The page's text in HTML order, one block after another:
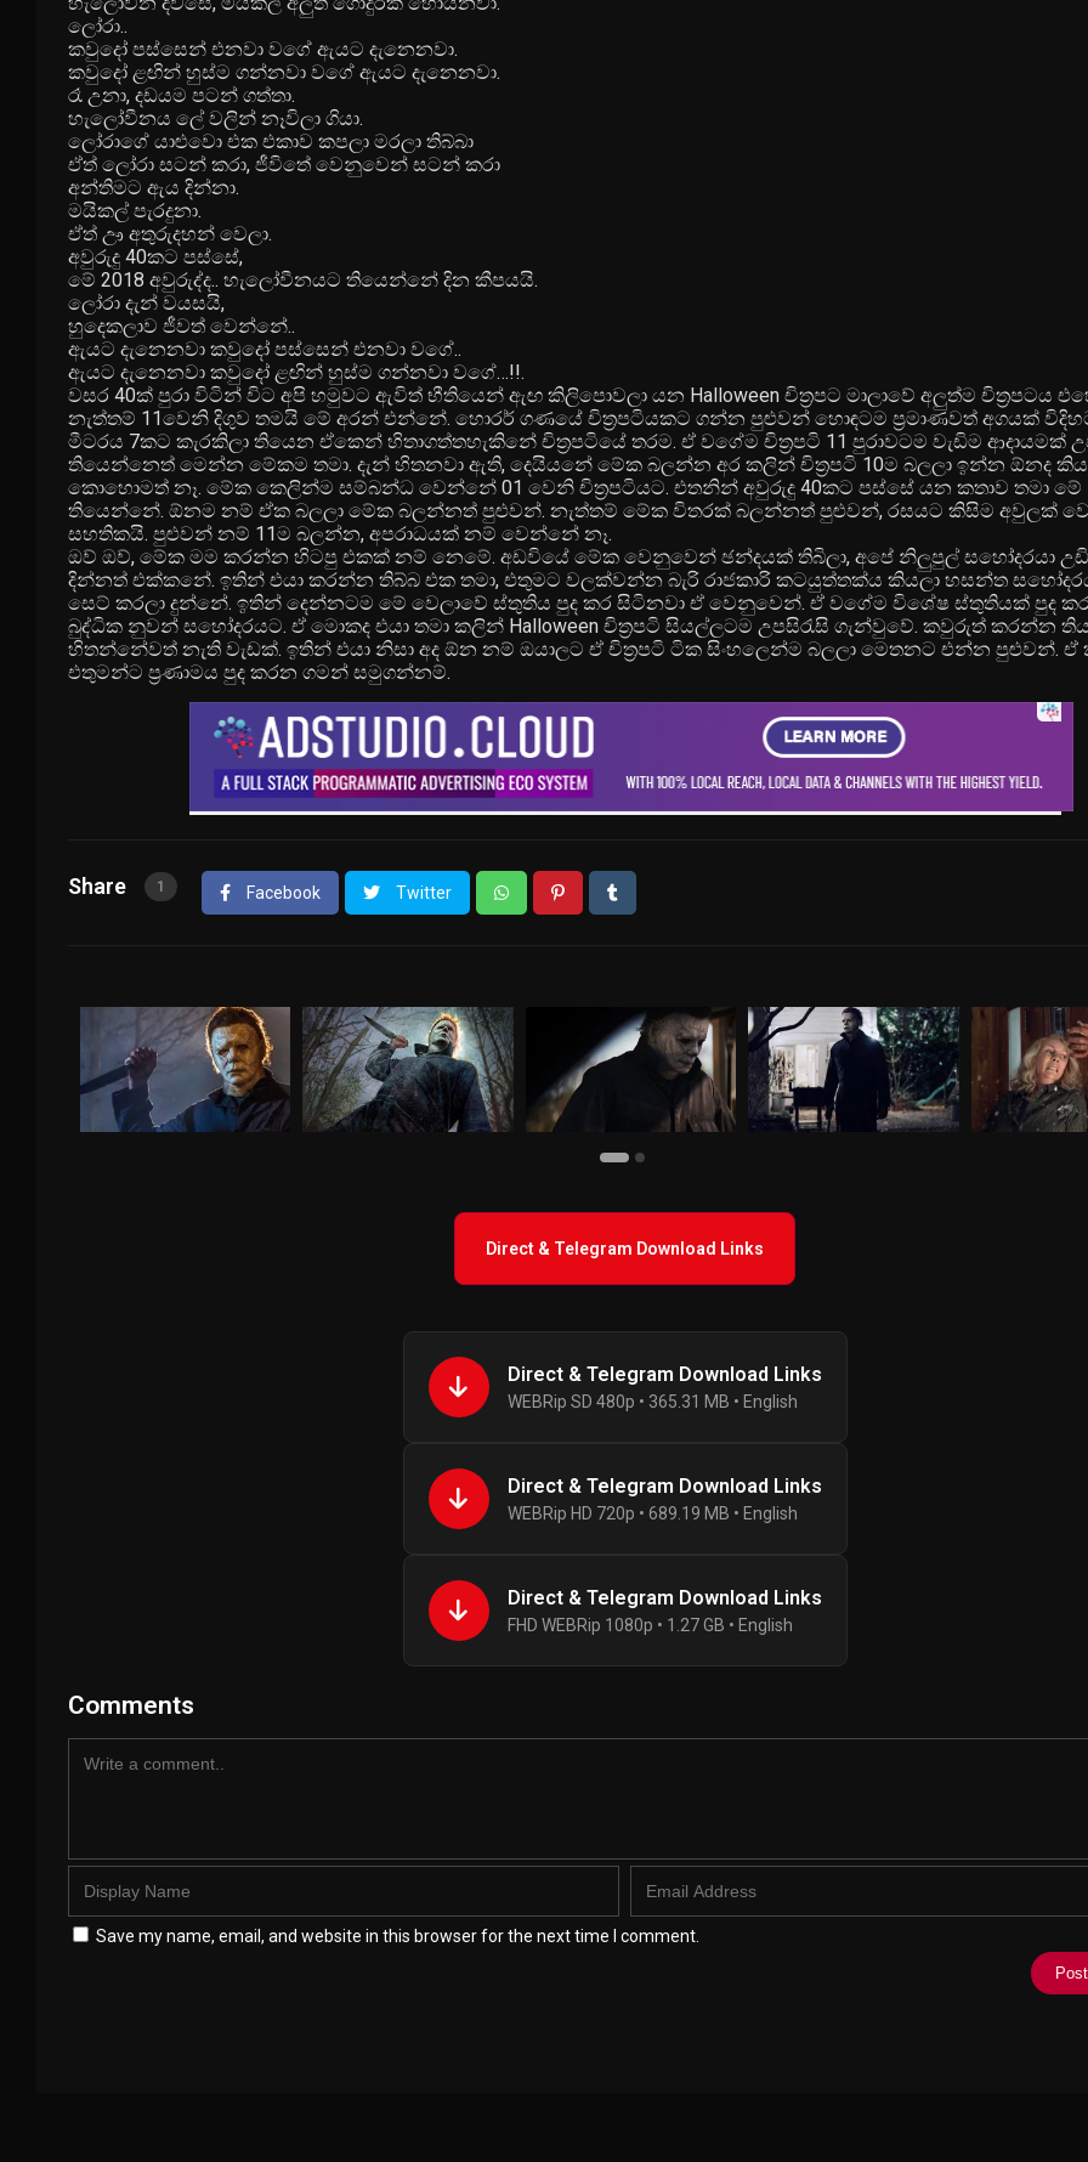
ලෝරා..
කවුදෝ පස්සෙන් එනවා වගේ ඇයට දැනෙනවා.
කවුදෝ ළඟින් හුස්ම ගන්නවා වගේ ඇයට දැනෙනවා.
රෑ උනා, දඩයම පටන් ගත්තා.
හැලෝවීනය ලේ වලින් නෑවිලා ගියා.
ලෝරාගේ යාළුවො එක එකාව කපලා මරලා තිබ්බා
ඒත් ලෝරා සටන් කරා, ජීවිතේ වෙනුවෙන් සටන් කරා
අන්තිමට ඇය දින්නා.
මයිකල් පැරදුනා.
ඒත් ඌ අතුරුදහන් වෙලා.
අවුරුදු 40කට පස්සේ,
මේ 2018 අවුරුද්ද.. හැලෝවීනයට තියෙන්නේ දින කීපයයි.
ලෝරා දැන් වයසයි,
හුදෙකලාව ජීවත් වෙන්නේ..
ඇයට දැනෙනවා කවුදෝ පස්සෙන් එනවා වගේ..
ඇයට දැනෙනවා කවුදෝ ළඟින් හුස්ම ගන්නවා වගේ…!!.
වසර 40ක් පුරා විටින් විට අපි හමුවට ඇවිත් භීතියෙන් ඇඟ කිලිපොවලා යන Halloween චිත්‍රපට මාලාවේ අලුත්ම චිත්‍රපටය
නැත්තම් 11වෙනි දිගුව තමයි මේ අරන් එන්නේ. හොරර් ගණයේ චිත්‍රපටියකට ගන්න පුළුවන් හොඳටම ප්‍රමාණවත් අගයක්
මීටරය 7කට කැරකිලා තියෙන ඒකෙන් හිතාගත්තහැකිනේ චිත්‍රපටියේ තරම. ඒ වගේම චිත්‍රපටි 11 පුරාවටම වැඩිම ආදායමක්
තියෙන්නෙත් මෙන්න මේකම තමා. දැන් හිතනවා ඇති, දෙයියනේ මේක බලන්න අර කලින් චිත්‍රපටි 10ම බලලා ඉන්න ඕනද
කොහොමත් නෑ. මේක කෙලින්ම සම්බන්ධ වෙන්නේ 01 වෙනි චිත්‍රපටියට. එතනින් අවුරුදු 40කට පස්සේ යන කතාව තමා මේ
තියෙන්නේ. ඕනම නම් ඒක බලලා මේක බලන්නත් පුළුවන්. නැත්තම් මේක විතරක් බලන්නත් පුළුවන්, රසයට කිසිම අවුලක්
සහතිකයි. පුළුවන් නම් 11ම බලන්න, අපරාධයක් නම් වෙන්නේ නෑ.
ඔව් ඔව්, මේක මම කරන්න හිටපු එකක් නම් නෙමේ. අඩවියේ මේක වෙනුවෙන් ඡන්දයක් තිබිලා, අපේ නිලුපුල් සහෝදරයා
දින්නත් එක්කනේ. ඉතින් එයා කරන්න තිබ්බ එක තමා, එතුමට වලක්වන්න බැරි රාජකාරි කටයුත්තක්ය කියලා හසන්ත
සෙට් කරලා දුන්නේ. ඉතින් දෙන්නටම මේ වෙලාවේ ස්තුතිය පුද කර සිටිනවා ඒ වෙනුවෙන්. ඒ වගේම විශේෂ ස්තුතියක් පුද
බුද්ධික නුවන් සහෝදරයට. ඒ මොකද එයා තමා කලින් Halloween චිත්‍රපටි සියල්ලටම උපසිරැසි ගැන්වුවේ. කවුරුත් කරන්න
හිතන්නේවත් නැති වැඩක්. ඉතින් එයා නිසා අද ඕන නම් ඔයාලට ඒ චිත්‍රපටි ටික සිංහලෙන්ම බලලා මෙතනට එන්න පුළුවන්. ඒ
එතුමන්ට ප්‍රණාමය පුද කරන ගමන් සමුගන්නම්.
Share 1 Facebook Twitter
Direct & Telegram Download Links
Direct & Telegram Download Links
WEBRip SD 480p • 365.31 MB • English
Direct & Telegram Download Links
WEBRip HD 720p • 689.19 MB • English
Direct & Telegram Download Links
FHD WEBRip 1080p • 1.27 GB • English
Comments
Save my name, email, and website in this browser for the next time I comment.